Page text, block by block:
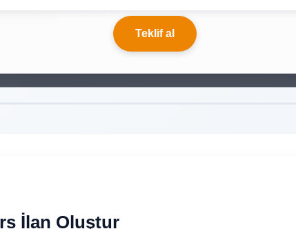
Teklif al
İlan Oluştur